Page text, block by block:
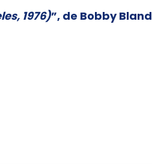
1976)”, de Bobby Bland